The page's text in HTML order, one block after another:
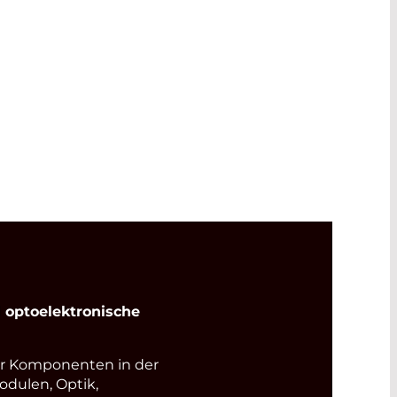
optoelektronische
Komponenten in der
Optik,